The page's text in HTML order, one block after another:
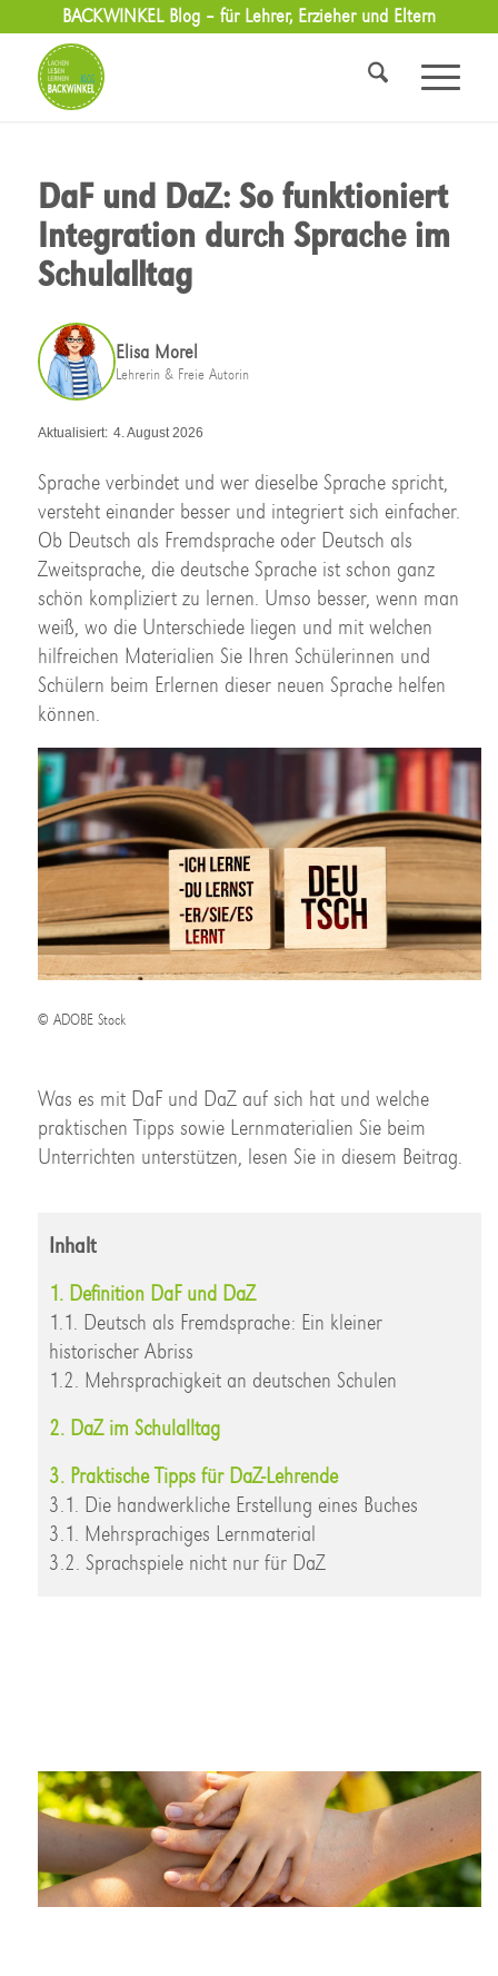
BACKWINKEL Blog – für Lehrer, Erzieher und Eltern
DaF und DaZ: So funktioniert
Integration durch Sprache im
Schulalltag
Elisa Morel
Lehrerin & Freie Autorin
Aktualisiert: 4. August 2026
Sprache verbindet und wer dieselbe Sprache spricht,
versteht einander besser und integriert sich einfacher.
Ob Deutsch als Fremdsprache oder Deutsch als
Zweitsprache, die deutsche Sprache ist schon ganz
schön kompliziert zu lernen. Umso besser, wenn man
weiß, wo die Unterschiede liegen und mit welchen
hilfreichen Materialien Sie Ihren Schülerinnen und
Schülern beim Erlernen dieser neuen Sprache helfen
können.
© ADOBE Stock
Was es mit DaF und DaZ auf sich hat und welche
praktischen Tipps sowie Lernmaterialien Sie beim
Unterrichten unterstützen, lesen Sie in diesem Beitrag.
Inhalt
1. Definition DaF und DaZ
1.1. Deutsch als Fremdsprache: Ein kleiner
historischer Abriss
1.2. Mehrsprachigkeit an deutschen Schulen
2. DaZ im Schulalltag
3. Praktische Tipps für DaZ-Lehrende
3.1. Die handwerkliche Erstellung eines Buches
3.1. Mehrsprachiges Lernmaterial
3.2. Sprachspiele nicht nur für DaZ